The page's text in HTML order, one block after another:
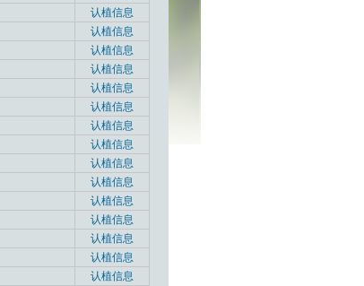
认植信息
认植信息
认植信息
认植信息
认植信息
认植信息
认植信息
认植信息
认植信息
认植信息
认植信息
认植信息
认植信息
认植信息
认植信息